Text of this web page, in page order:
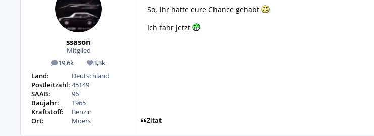
ssason
Mitglied
19,6k
Beiträge 3,3k
Reputation
Land:
Deutschland
Postleitzahl: 45149
SAAB:
96
Baujahr:
1965
Kraftstoff:
Benzin
Ort:
Moers
So, ihr hatte eure Chance gehabt
Ich fahr jetzt
Zitat